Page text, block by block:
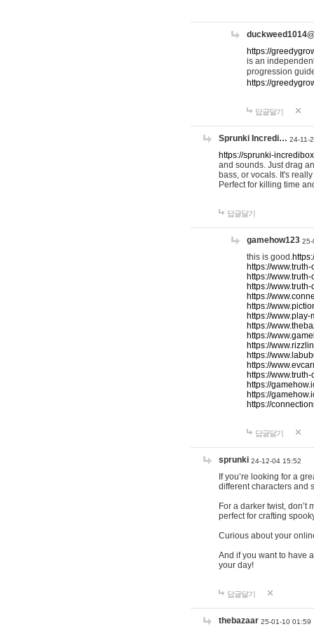
https://
is an
progression
https://
답글달기
Sprunki Incredi… 24-11-
https://sprunki-
and sounds. Just drag
bass, or vocals. It's
Perfect for killing time
답글달기
gamehow123 25-
this is good.
https://
https://
https://
https://
https://
https://
https://
https://
https://
https://
https://
https://
https://
https://
https://
답글달기
sprunki 24-12-04 15:52
If you’re looking for a
different characters and
For a darker twist, don’t
perfect for crafting
Curious about your
And if you want to have
your day!
답글달기
thebazaar 25-01-10 01:59